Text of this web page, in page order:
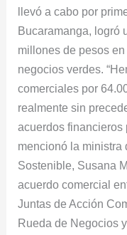
llevó a cabo por
Bucaramanga, logró
millones de pesos
negocios verdes.
comerciales por
realmente sin
acuerdos financieros
mencionó la ministra
Sostenible, Susana
acuerdo comercial
Juntas de Acción
Rueda de Negocios
acuerdos
comerciales
en
Cúcuta
y
Bucaramanga